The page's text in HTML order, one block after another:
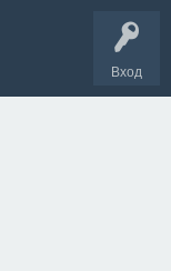
Вход